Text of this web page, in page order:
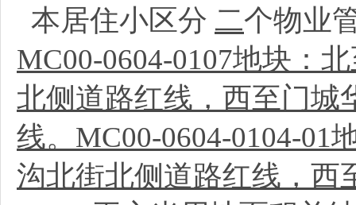
本居住小区分 二个物业
MC00-0604-0107地块：
北侧道路红线，西至门城
线。MC00-0604-0104-01
沟北街北侧道路红线，西